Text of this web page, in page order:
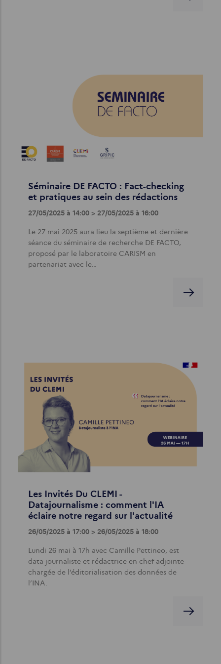
Séminaire DE FACTO : Fact-checking
et pratiques au sein des rédactions
27/05/2025 à 14:00 > 27/05/2025 à 16:00
Le 27 mai 2025 aura lieu la septième et dernière
séance du séminaire de recherche DE FACTO,
proposé par le laboratoire CARISM en
partenariat avec le…
Les Invités Du CLEMI -
Datajournalisme : comment l'IA
éclaire notre regard sur l'actualité
26/05/2025 à 17:00 > 26/05/2025 à 18:00
Lundi 26 mai à 17h avec Camille Pettineo, est
data-journaliste et rédactrice en chef adjointe
chargée de l’éditorialisation des données de
l’INA.